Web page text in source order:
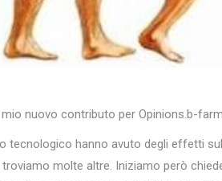
nuovo contributo per Opinions.b-
tecnologico hanno avuto degli effetti
molte altre. Iniziamo però